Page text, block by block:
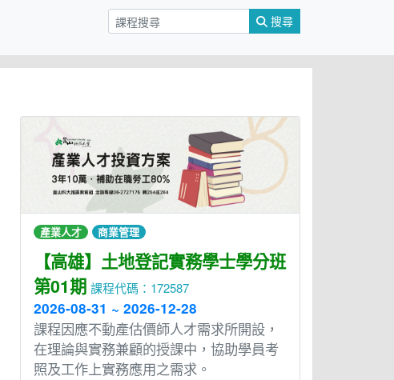
搜尋
產業人才 商業管理
【高雄】土地登記實務學士學分班
第01期 課程代碼：172587
2026-08-31 ~ 2026-12-28
課程因應不動產估價師人才需求所開設，
在理論與實務兼顧的授課中，協助學員考
照及工作上實務應用之需求。